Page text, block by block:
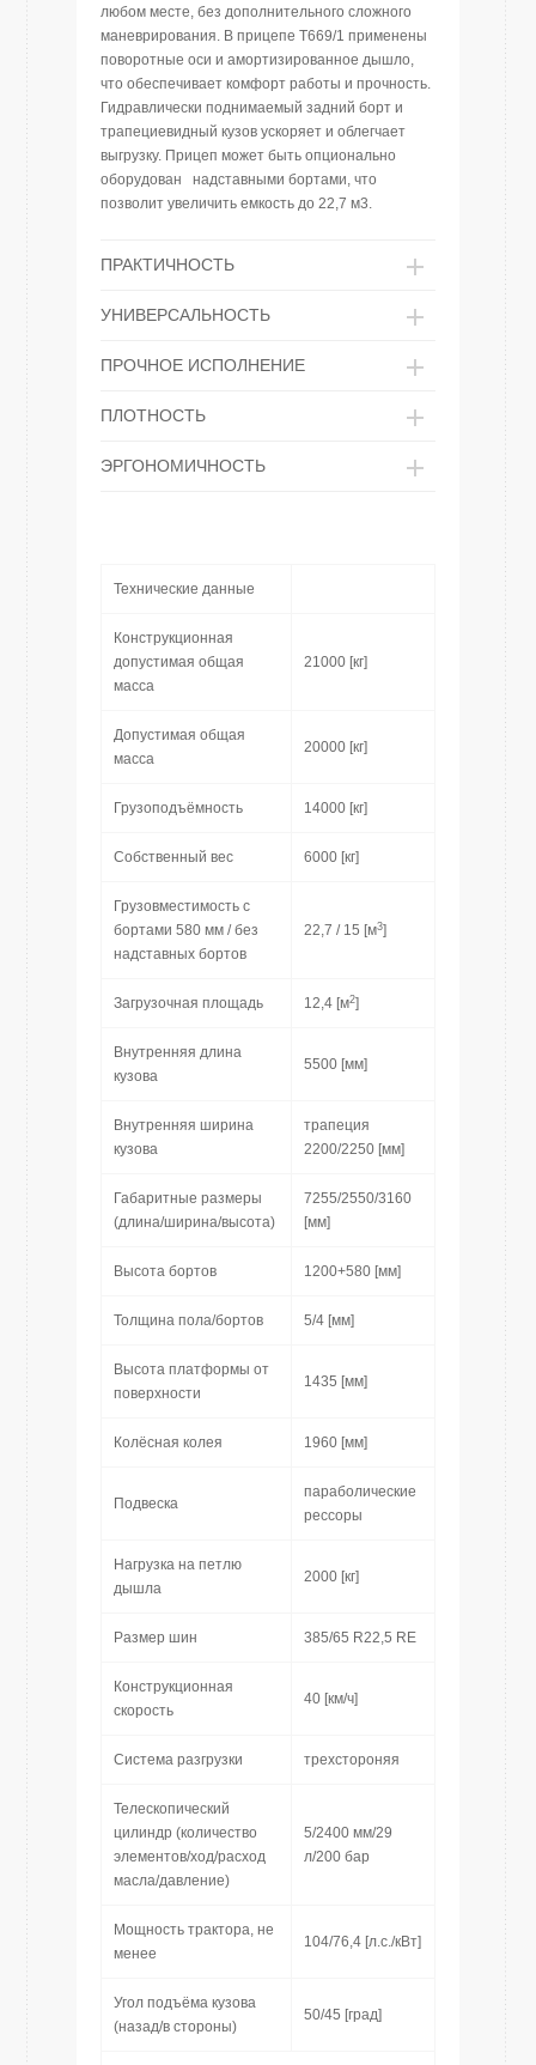
любом месте, без дополнительного сложного
маневрирования. В прицепе T669/1 применены
поворотные оси и амортизированное дышло,
что обеспечивает комфорт работы и прочность.
Гидравлически поднимаемый задний борт и
трапециевидный кузов ускоряет и облегчает
выгрузку. Прицеп может быть опционально
оборудован надставными бортами, что
позволит увеличить емкость до 22,7 м3.
ПРАКТИЧНОСТЬ
УНИВЕРСАЛЬНОСТЬ
ПРОЧНОЕ ИСПОЛНЕНИЕ
ПЛОТНОСТЬ
ЭРГОНОМИЧНОСТЬ
Технические данные
Конструкционная
допустимая общая
масса
21000 [кг]
Допустимая общая
масса
20000 [кг]
Грузоподъёмность 14000 [кг]
Собственный вес 6000 [кг]
Грузовместимость с
бортами 580 мм / без
надставных бортов
22,7 / 15 [м3]
Загрузочная площадь 12,4 [м2]
Внутренняя длина
кузова
5500 [мм]
Внутренняя ширина
кузова
трапеция
2200/2250 [мм]
Габаритные размеры
(длина/ширина/высота)
7255/2550/3160
[мм]
Высота бортов 1200+580 [мм]
Толщина пола/бортов 5/4 [мм]
Высота платформы от
поверхности
1435 [мм]
Колёсная колея 1960 [мм]
Подвеска
параболические
рессоры
Нагрузка на петлю
дышла
2000 [кг]
Размер шин 385/65 R22,5 RE
Конструкционная
скорость
40 [км/ч]
Система разгрузки трехстороняя
Телескопический
цилиндр (количество
элементов/ход/расход
масла/давление)
5/2400 мм/29
л/200 бар
Мощность трактора, не
менее
104/76,4 [л.с./кВт]
Угол подъёма кузова
(назад/в стороны)
50/45 [град]